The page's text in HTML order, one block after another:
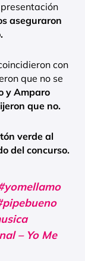
aseguraron
con
que no se
y Amparo
que no.
verde al
del concurso.
– Yo Me